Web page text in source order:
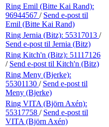
Ring Emil (Bitte Kai Rand):
96944567 / Send e-post til
Emil (Bitte Kai Rand)
Ring Jernia (Bitz): 55317013 /
Send e-post til Jernia (Bitz)
Ring Kitch'n (Bitz): 51117126
/ Send e-post til Kitch'n (Bitz)
Ring Meny (Bjerke):
55301130 / Send e-post til
Meny (Bjerke)
Ring VITA (Björn Axén):
55317758 / Send e-post til
VITA (Björn Axén)